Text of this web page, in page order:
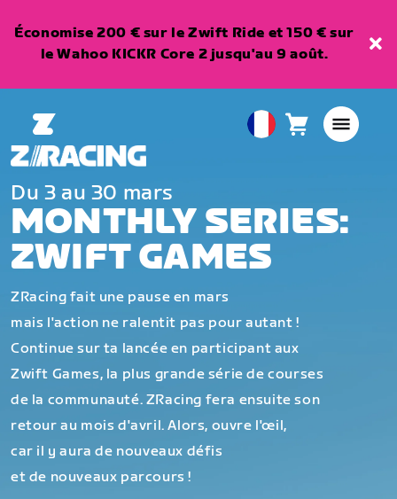
Économise 200 € sur le Zwift Ride et 150 € sur
le Wahoo KICKR Core 2 jusqu'au 9 août.
EuropeanPanier0
Du 3 au 30 mars
MONTHLY SERIES:
ZWIFT GAMES
ZRacing fait une pause en mars
mais l'action ne ralentit pas pour autant !
Continue sur ta lancée en participant aux
Zwift Games, la plus grande série de courses
de la communauté. ZRacing fera ensuite son
retour au mois d'avril. Alors, ouvre l'œil,
car il y aura de nouveaux défis
et de nouveaux parcours !